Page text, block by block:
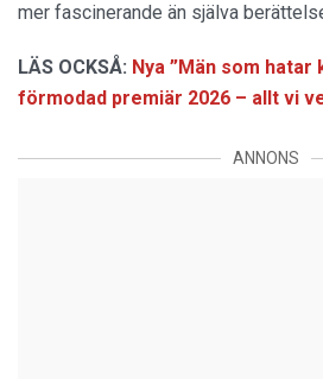
mer fascinerande än själva
LÄS OCKSÅ: Nya ”Män som
förmodad premiär 2026 – allt vi
ANNONS